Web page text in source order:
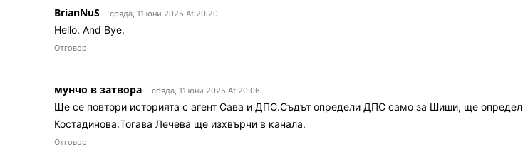
BrianNuS сряда, 11 юни 2025 At 20:20
Hello. And Bye.
Отговор
мунчо в затвора сряда, 11 юни 2025 At 20:06
Ще се повтори историята с агент Сава и ДПС.Съдът определи ДПС само за Шиши, ще
Костадинова.Тогава Лечева ще изхвърчи в канала.
Отговор